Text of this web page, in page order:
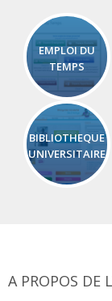
EMPLOI DU
TEMPS
BIBLIOTHEQUE
UNIVERSITAIRE
A PROPOS DE